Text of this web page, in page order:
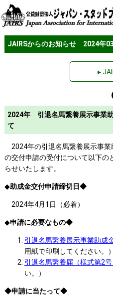
JAIRSからのお知らせ 2024年
▸
2024年 引退名馬繋養展示事業
て
2024年の引退名馬繋養展示事
の交付申請の受付について以下の
らせいたします。
◆助成金交付申請締切日◆
2024年4月1日（必着）
◆申請に必要なもの◆
引退名馬繋養展示事業助成
用紙で印刷してください。）
引退名馬繋養届（様式第2号
い。）
◆申請に当たって◆